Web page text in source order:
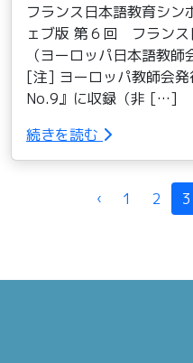
フランス日本語教育シン
ェブ版 第６回 フランス
（ヨーロッパ日本語教
[注] ヨーロッパ教師会
No.9』に収録（非 […]
続きを読む
Page navigation
‹ 1 2 3